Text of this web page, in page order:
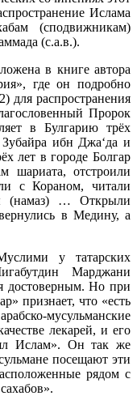
Ислама
(сподвижникам)
(с.а.в.).
в книге автора
где он подробно
для распространения
Пророк
в Булгарию трёх
Зубайра ибн Джа‘да и
лет в городе Болгар
шариата, отстроили
с Кораном, читали
(намаз) … Открыли
в Медину, а
у татарских
Марджани
достоверным. Но при
признает, что «есть
мусульманские
лекарей, и его
Ислам». Он так же
посещают эти
рядом с